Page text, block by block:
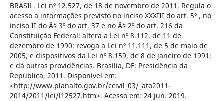
BRASIL. Lei nº 12.527, de 18 de novembro de 2011. Regula o
acesso a informações previsto no inciso XXXIII do art. 5º , no
inciso II do Â§ 3º do art. 37 e no Â§ 2º do art. 216 da
Constituição Federal; altera a Lei nº 8.112, de 11 de
dezembro de 1990; revoga a Lei nº 11.111, de 5 de maio de
2005, e dispositivos da Lei nº 8.159, de 8 de janeiro de 1991;
e dá outras providências. Brasília, DF: Presidência da
República, 2011. Disponível em:
<http://www.planalto.gov.br/ccivil_03/_ato2011-
2014/2011/lei/l12527.htm>. Acesso em: 24 jun. 2019.